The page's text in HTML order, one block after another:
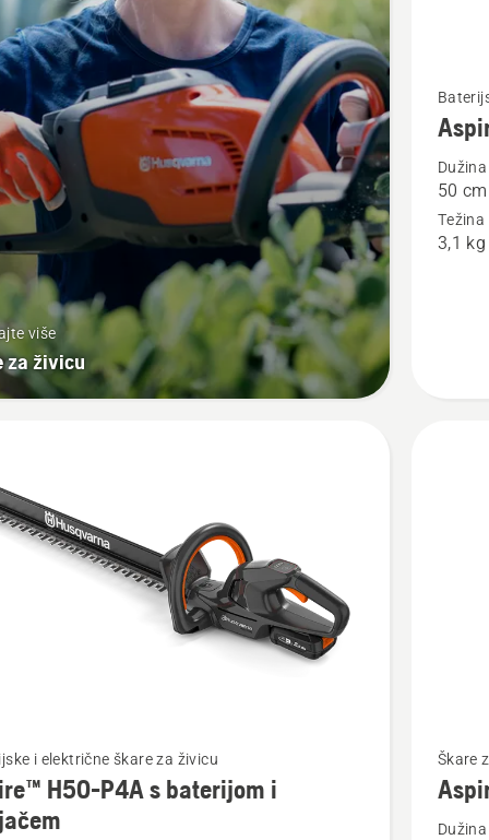
više
za živicu
više
detalja
Aspire™
H50-
50 cm
Težina
3,1 kg
i električne škare za živicu
H50-P4A s baterijom i
više
detalja
Škare